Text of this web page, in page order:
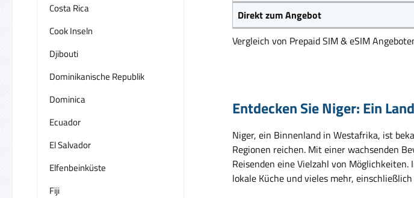
Costa Rica
Cook Inseln
Djibouti
Dominikanische Republik
Dominica
Ecuador
El Salvador
Elfenbeinküste
Fiji
Vergleich von Prepaid SIM & eSIM
Direkt zum Angebot
Entdecken Sie Niger: Ein
Niger, ein Binnenland in Westafrika, ist
Regionen reichen. Mit einer wachsenden
Reisenden eine Vielzahl von
lokale Küche und vieles mehr,